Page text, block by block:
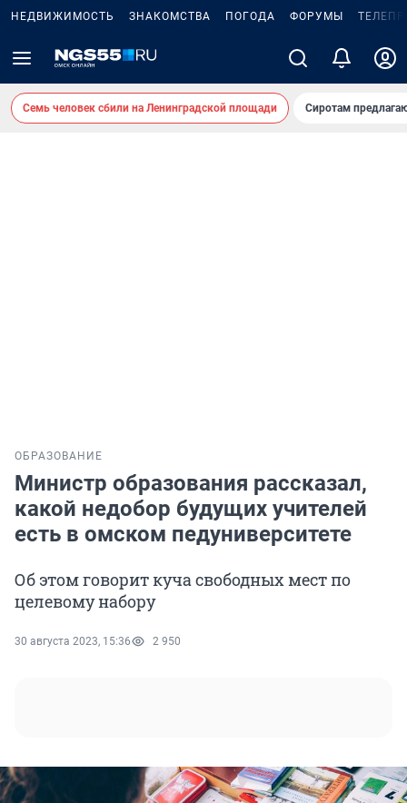
НЕДВИЖИМОСТЬ ЗНАКОМСТВА ПОГОДА ФОРУМЫ
Семь человек сбили на Ленинградской площади Сиротам
ОБРАЗОВАНИЕ
Министр образования рассказал,
какой недобор будущих учителей
есть в омском педуниверситете
Об этом говорит куча свободных мест по
целевому набору
30 августа 2023, 15:36 2 950